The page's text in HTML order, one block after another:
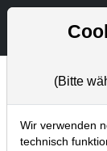
Chartanalysen
Home Blog
(Bitte
Wir verwenden
technisch